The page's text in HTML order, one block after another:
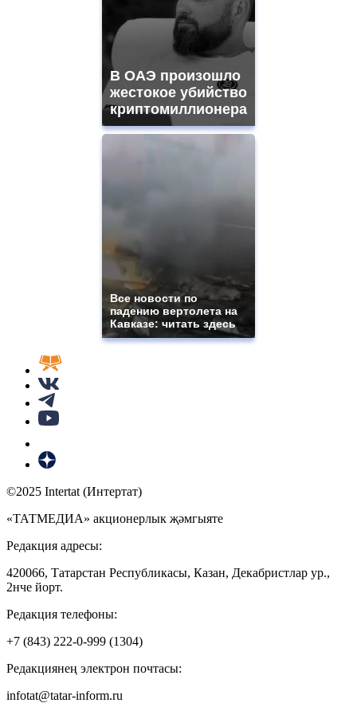
В ОАЭ произошло
жестокое убийство
криптомиллионера
Все новости по
падению вертолета на
Кавказе: читать здесь
©2025 Intertat (Интертат)
«ТАТМЕДИА» акционерлык җәмгыяте
Редакция адресы:
420066, Татарстан Республикасы, Казан, Декабристлар ур.,
2нче йорт.
Редакция телефоны:
+7 (843) 222-0-999 (1304)
Редакциянең электрон почтасы:
infotat@tatar-inform.ru